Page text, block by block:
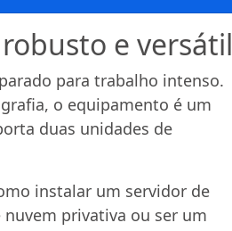
robusto e versátil
para trabalho intenso.
o equipamento é um
duas unidades de
instalar um servidor de
privativa ou ser um